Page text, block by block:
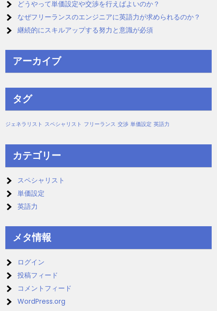
どうやって単価設定や交渉を行えばよいのか？
なぜフリーランスのエンジニアに英語力が求められるのか？
継続的にスキルアップする努力と意識が必須
アーカイブ
タグ
ジェネラリスト スペシャリスト フリーランス 交渉 単価設定 英語力
カテゴリー
スペシャリスト
単価設定
英語力
メタ情報
ログイン
投稿フィード
コメントフィード
WordPress.org